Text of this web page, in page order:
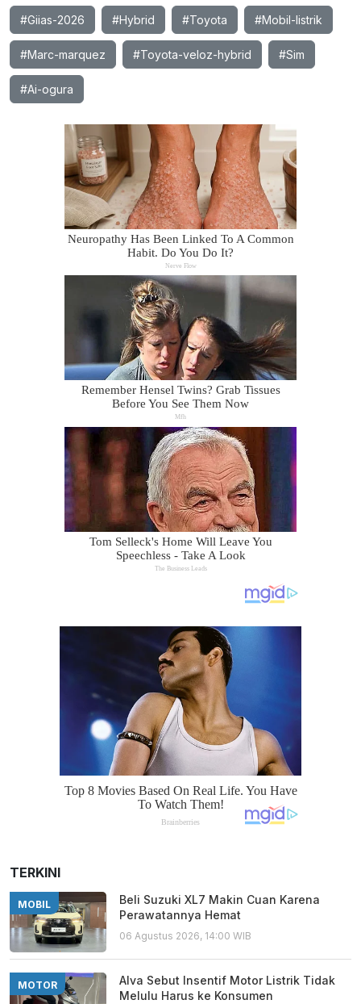
#Giias-2026 #Hybrid #Toyota #Mobil-listrik
#Marc-marquez #Toyota-veloz-hybrid #Sim
#Ai-ogura
TERKINI
MOBIL
Beli Suzuki XL7 Makin Cuan Karena
Perawatannya Hemat
06 Agustus 2026, 14:00 WIB
MOTOR
Alva Sebut Insentif Motor Listrik Tidak
Melulu Harus ke Konsumen